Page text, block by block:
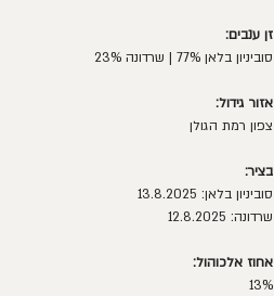
זן ענבים:
סוביניון בלאן 77% | שרדונה 23%
אזור גידול:
צפון רמת הגולן
בציר:
סוביניון בלאן: 13.8.2025
שרדונה: 12.8.2025
אחוז אלכוהול:
13%